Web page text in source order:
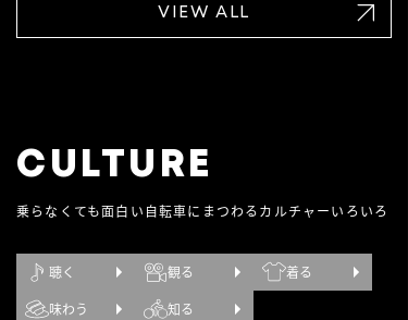
VIEW ALL
CULTURE
乗らなくても面白い自転車にまつわるカルチャーいろいろ
聴く 観る
着る
味わう
知る